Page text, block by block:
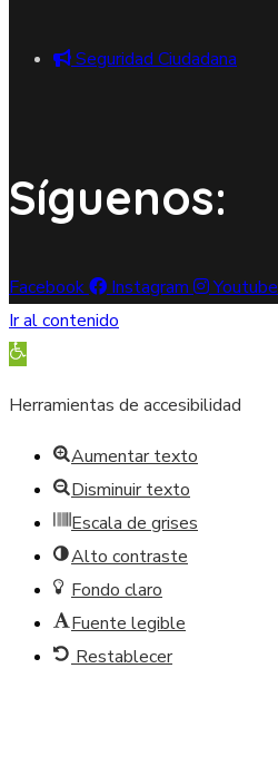
Seguridad Ciudadana
Síguenos:
Facebook Instagram Youtube
Ir al contenido
Abrir barra de herramientas
Herramientas de accesibilidad
Aumentar texto
Disminuir texto
Escala de grises
Alto contraste
Fondo claro
Fuente legible
Restablecer